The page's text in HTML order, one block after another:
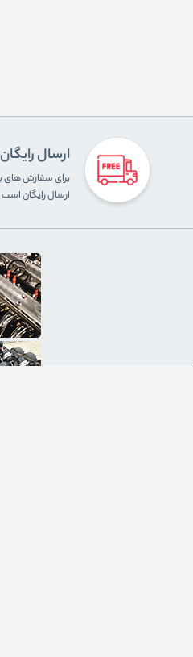
ارسال رایگان
ارسال رایگان است